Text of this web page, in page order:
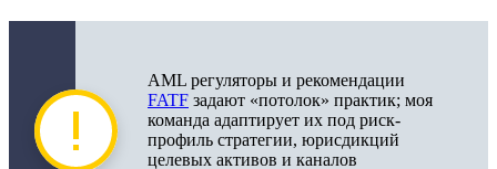
AML регуляторы и рекомендации
FATF задают «потолок» практик; моя
команда адаптирует их под риск-
профиль стратегии, юрисдикций
целевых активов и каналов